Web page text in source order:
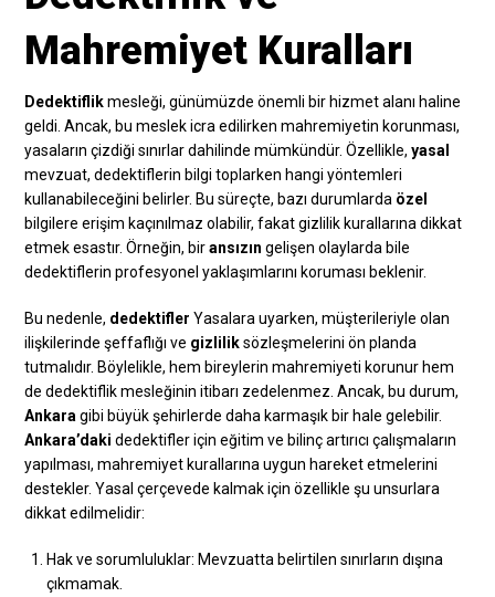
Mahremiyet Kuralları
Dedektiflikmesleği, günümüzde önemli bir hizmet alanı haline
geldi. Ancak, bu meslek icra edilirken mahremiyetin korunması,
yasaların çizdiği sınırlar dahilinde mümkündür. Özellikle,yasal
mevzuat, dedektiflerin bilgi toplarken hangi yöntemleri
kullanabileceğini belirler. Bu süreçte, bazı durumlarda özel
bilgilere erişim kaçınılmaz olabilir, fakat gizlilik kurallarına dikkat
etmek esastır. Örneğin, biransızın gelişen olaylarda bile
dedektiflerin profesyonel yaklaşımlarını koruması beklenir.
Bu nedenle, dedektifler Yasalara uyarken, müşterileriyle olan
ilişkilerinde şeffaflığı ve gizliliksözleşmelerini ön planda
tutmalıdır. Böylelikle, hem bireylerin mahremiyeti korunur hem
de dedektiflik mesleğinin itibarı zedelenmez. Ancak, bu durum,
Ankara gibi büyük şehirlerde daha karmaşık bir hale gelebilir.
Ankara’daki dedektifler için eğitim ve bilinç artırıcı çalışmaların
yapılması, mahremiyet kurallarına uygun hareket etmelerini
destekler. Yasal çerçevede kalmak için özellikle şu unsurlara
dikkat edilmelidir:
Hak ve sorumluluklar: Mevzuatta belirtilen sınırların dışına
çıkmamak.